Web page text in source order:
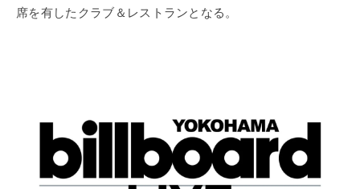
席を有したクラブ＆レストランとなる。